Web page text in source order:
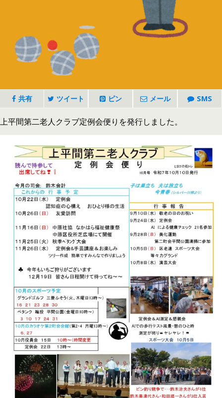
共有 ツイート ピン メール SMS
上平間第二老人クラブ定例会便りを発行しました。